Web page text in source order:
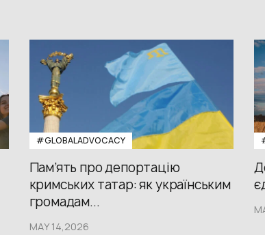
#GLOBALADVOCACY
Пам’ять про депортацію
кримських татар: як українським
громадам...
MAY 14,2026